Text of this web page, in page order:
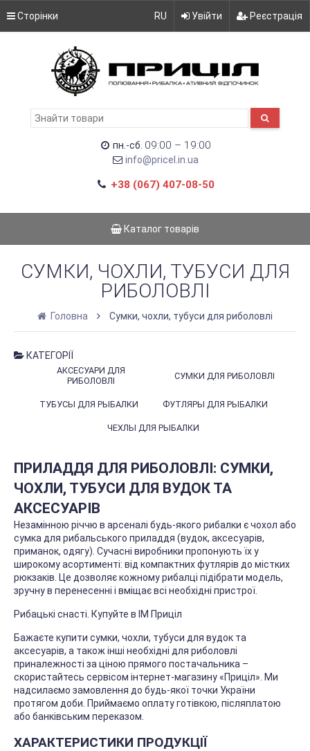
Сторінки RU Увійти Реєстрація
пн.-сб. 09:00 – 19:00
info@pricel.in.ua
+38 (067) 407-08-50
Каталог товарів
СУМКИ, ЧОХЛИ, ТУБУСИ ДЛЯ
РИБОЛОВЛІ
Головна Сумки, чохли, тубуси для риболовлі
КАТЕГОРІЇ
АКСЕСУАРИ ДЛЯ
РИБОЛОВЛІ
СУМКИ ДЛЯ РИБОЛОВЛІ
ТУБУСЫ ДЛЯ РЫБАЛКИ ФУТЛЯРЫ ДЛЯ РЫБАЛКИ
ЧЕХЛЫ ДЛЯ РЫБАЛКИ
ПРИЛАДДЯ ДЛЯ РИБОЛОВЛІ: СУМКИ,
ЧОХЛИ, ТУБУСИ ДЛЯ ВУДОК ТА
АКСЕСУАРІВ
Незамінною річчю в арсеналі будь-якого рибалки є чохол або
сумка для рибальського приладдя (вудок, аксесуарів,
приманок, одягу). Сучасні виробники пропонують їх у
широкому асортименті: від компактних футлярів до містких
рюкзаків. Це дозволяє кожному рибалці підібрати модель,
зручну в перенесенні і вміщає всі необхідні пристрої.
Рибацькі снасті. Купуйте в ІМ Приціл
Бажаєте купити сумки, чохли, тубуси для вудок та
аксесуарів, а також інші необхідні для риболовлі
приналежності за ціною прямого постачальника –
скористайтесь сервісом інтернет-магазину «Приціл». Ми
надсилаємо замовлення до будь-якої точки України
протягом доби. Приймаємо оплату готівкою, післяплатою
або банківським переказом.
ХАРАКТЕРИСТИКИ ПРОДУКЦІЇ